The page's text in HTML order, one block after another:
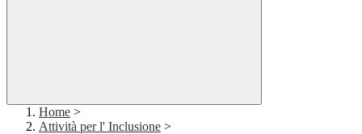
Home >
Attività per l' Inclusione >